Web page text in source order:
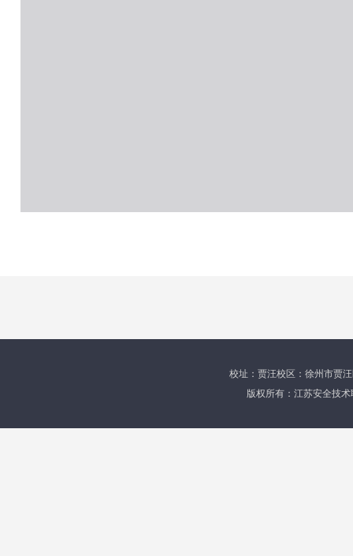
校址：贾汪校区：徐州市贾
版权所有：江苏安全技